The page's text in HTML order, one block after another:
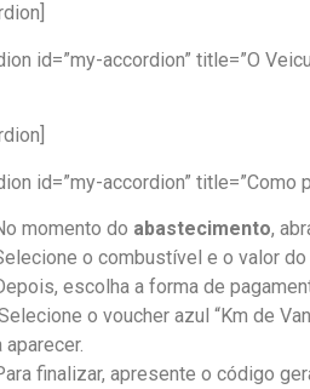
id=”my-accordion” title=”O
id=”my-accordion” title=”Como
momento do abastecimento,
o combustível e o valor do
escolha a forma de
o voucher azul “Km de
aparecer.
finalizar, apresente o código